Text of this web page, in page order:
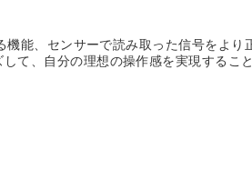
能、センサーで読み取った信号をよ
て、自分の理想の操作感を実現すること